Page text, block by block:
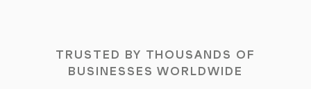
TRUSTED BY THOUSANDS OF
BUSINESSES WORLDWIDE